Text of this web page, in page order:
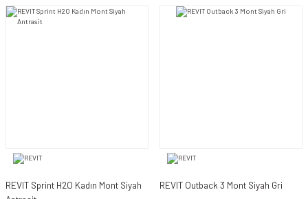
REVIT Sprint H2O Kadın Mont Siyah
REVIT Outback 3 Mont Siyah Gri